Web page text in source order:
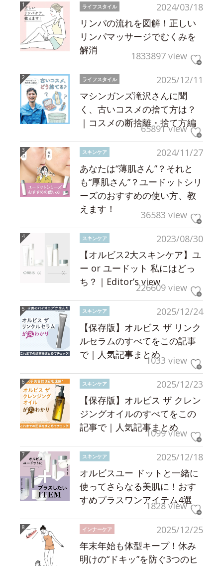
2024/03/18
ライフスタイル
リンパの流れを図解！正しい
リンパマッサージでむくみを
解消
1833897 view
2025/12/11
ライフスタイル
マシンガンズ滝沢さんに聞
く、古いコスメの捨て方は？
｜コスメの断捨離・捨て方編
65891 view
2024/11/27
スキンケア
あなたは“薄肌さん”？それと
も“厚肌さん”？ユードットシリ
ーズのおすすめの使い方、教
えます！
36583 view
2023/08/30
スキンケア
【オルビス2大スキンケア】ユ
ー or ユードット 私にはどっ
ち？｜Editor’s view226609 view
2025/12/24
スキンケア
【保存版】オルビス ザ リンク
ルセラムのすべてをこの記事
で｜人気記事まとめ1033 view
2025/12/23
スキンケア
【保存版】オルビス ザ クレン
ジングオイルのすべてをこの
記事で｜人気記事まとめ
1099 view
2025/12/18
スキンケア
オルビスユー ドットと一緒に
使ってさらなる美肌に！おす
すめプラスワンアイテム4選
1828 view
2025/12/25
インナーケア
年末年始も体型キープ！休み
明けの“ドキッ”を防ぐ3つのヒ